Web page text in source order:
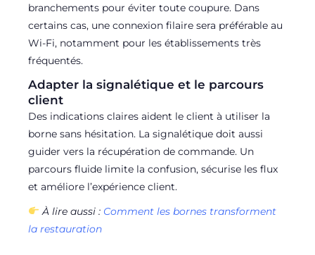
branchements pour éviter toute coupure. Dans
certains cas, une connexion filaire sera préférable au
Wi-Fi, notamment pour les établissements très
fréquentés.
Adapter la signalétique et le parcours
client
Des indications claires aident le client à utiliser la
borne sans hésitation. La signalétique doit aussi
guider vers la récupération de commande. Un
parcours fluide limite la confusion, sécurise les flux
et améliore l’expérience client.
À lire aussi : Comment les bornes transforment
la restauration